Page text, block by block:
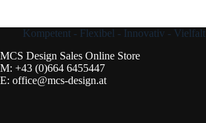
Kompetent - Flexibel - Innovativ -
MCS Design Sales Online Store
M: +43 (0)664 6455447
E: office@mcs-design.at